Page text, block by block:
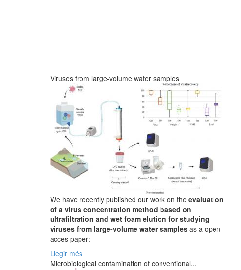
Viruses from large-volume water samples
We have recently published our work on the evaluation
of a virus concentration method based on
ultrafiltration and wet foam elution for studying
viruses from large-volume water samples as a open
acces paper:
Llegir més
Microbiological contamination of conventional...